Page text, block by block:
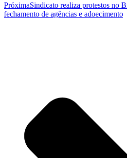
PróximaSindicato realiza protestos no
fechamento de agências e adoecimento